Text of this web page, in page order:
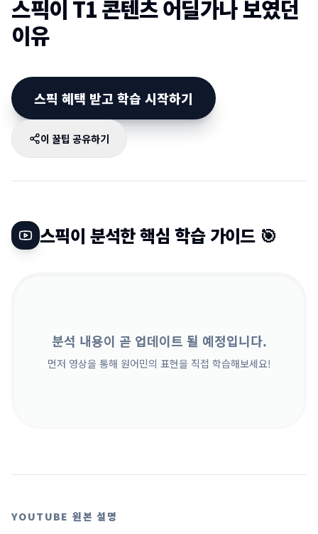
스픽이 T1 콘텐츠 어딜가나 보였던
이유
스픽 혜택 받고 학습 시작하기
이 꿀팁 공유하기
스픽이 분석한 핵심 학습 가이드 🎯
분석 내용이 곧 업데이트 될 예정입니다.
먼저 영상을 통해 원어민의 표현을 직접 학습해보세요!
YOUTUBE 원본 설명